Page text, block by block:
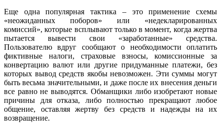
Еще одна популярная тактика – это применение схемы
«неожиданных поборов» или «недекларированных
комиссий», которые всплывают только в момент, когда жертва
пытается вывести свои «заработанные» средства.
Пользователю вдруг сообщают о необходимости оплатить
фиктивные налоги, страховые взносы, комиссионные за
конвертацию валют или другие придуманные платежи, без
которых вывод средств якобы невозможен. Эти суммы могут
быть весьма значительными, и даже после их внесения деньги
все равно не выводятся. Обманщики либо изобретают новые
причины для отказа, либо полностью прекращают любое
общение, оставляя жертву без средств и надежды на их
возвращение.